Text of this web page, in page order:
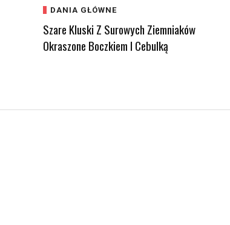
DANIA GŁÓWNE
Szare Kluski Z Surowych Ziemniaków
Okraszone Boczkiem I Cebulką